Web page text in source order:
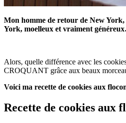
Mon homme de retour de New York,
York, moelleux et vraiment
Alors, quelle différence avec les
CROQUANT grâce aux beaux
Voici ma recette de cookies aux
Recette de cookies aux